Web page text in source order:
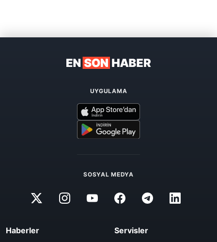
UYGULAMA
SOSYAL MEDYA
Haberler Servisler